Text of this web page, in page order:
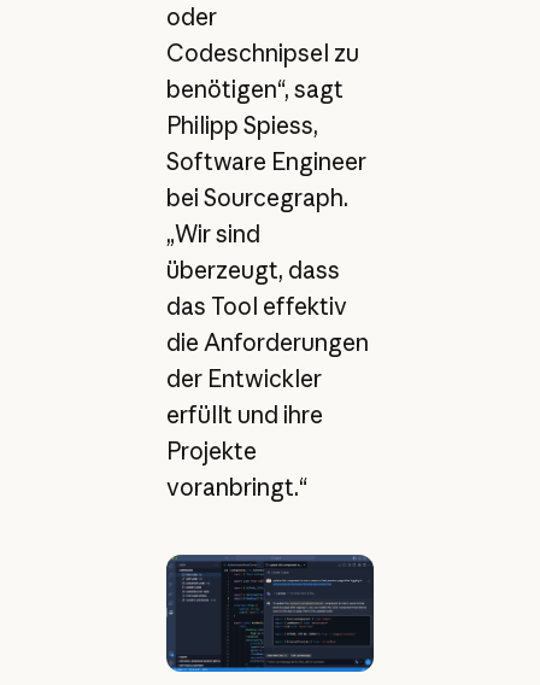
oder
Codeschnipsel zu
benötigen“, sagt
Philipp Spiess,
Software Engineer
bei Sourcegraph.
„Wir sind
überzeugt, dass
das Tool effektiv
die Anforderungen
der Entwickler
erfüllt und ihre
Projekte
voranbringt.“